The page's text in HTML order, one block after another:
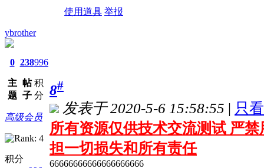
使用道具 举报
ybrother
0
主
题
238
帖
子
996
积
分
高级会员
积分
8#
发表于 2020-5-6 15:58:55 | 只
所有资源仅供技术交流测试 严
担一切损失和所有责任
66666666666666666666